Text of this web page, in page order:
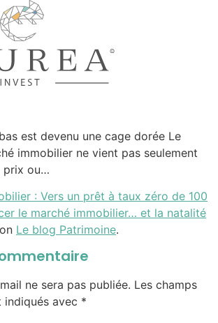
est devenu une cage dorée Le
immobilier ne vient pas seulement
prix ou…
: Vers un prêt à taux zéro de 100
le marché immobilier… et la natalité
Le blog Patrimoine.
ne sera pas publiée. Les champs
avec *